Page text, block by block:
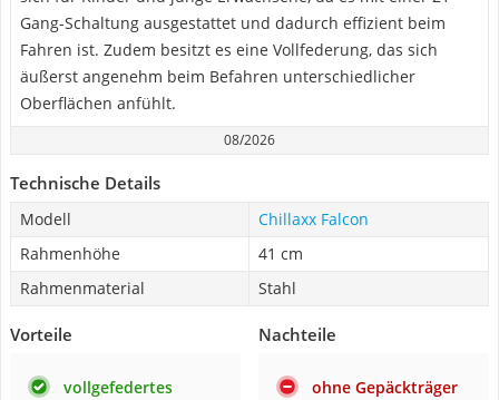
Gang-Schaltung ausgestattet und dadurch effizient beim
Fahren ist. Zudem besitzt es eine Vollfederung, das sich
äußerst angenehm beim Befahren unterschiedlicher
Oberflächen anfühlt.
08/2026
Technische Details
Modell
Chillaxx Falcon
Rahmenhöhe
41 cm
Rahmenmaterial
Stahl
Vorteile
vollgefedertes
Nachteile
ohne Gepäckträger